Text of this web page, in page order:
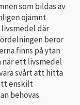
som bildas av
ojämnt
där
beror
finns på ytan
ett livsmedel
svårt att hitta
enskilt
behövas.